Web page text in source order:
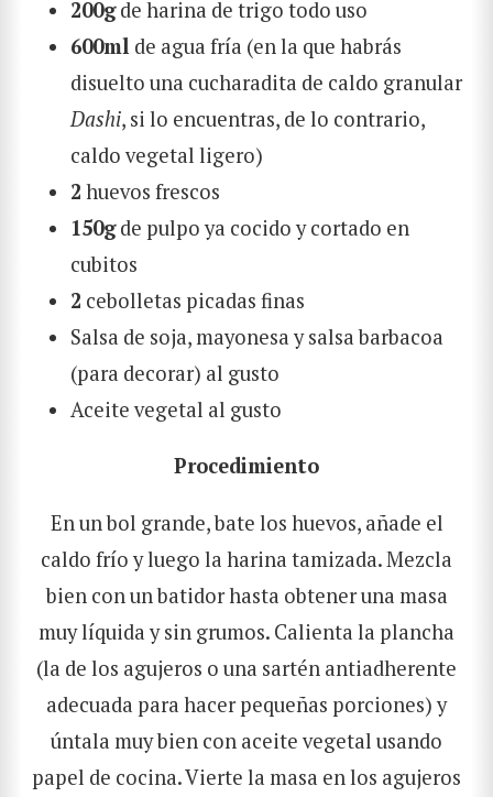
BUSCAR
200gde harina de trigo todo uso
600ml de agua fría (en la que habrás
disuelto una cucharadita de caldo granular
Dashi, si lo encuentras, de lo contrario,
caldo vegetal ligero)
2 huevos frescos
150gde pulpo ya cocido y cortado en
cubitos
2 cebolletas picadas finas
Salsa de soja, mayonesa y salsa barbacoa
(para decorar) al gusto
Aceite vegetal al gusto
Procedimiento
En un bol grande, bate los huevos, añade el
caldo frío y luego la harina tamizada. Mezcla
bien con un batidor hasta obtener una masa
muy líquida y sin grumos. Calienta la plancha
(la de los agujeros o una sartén antiadherente
adecuada para hacer pequeñas porciones) y
úntala muy bien con aceite vegetal usando
papel de cocina. Vierte la masa en los agujeros